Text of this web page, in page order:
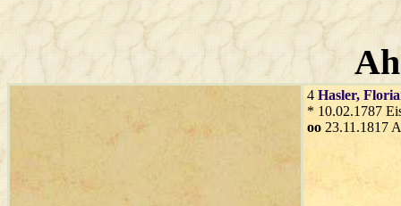
4 Hasler,
* 10.02.1787
oo 23.11.1817